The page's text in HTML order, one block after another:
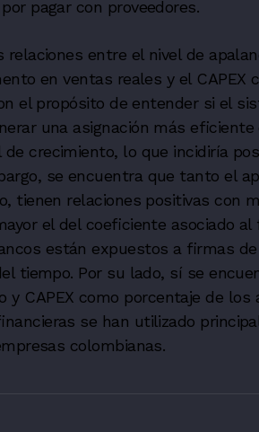
pagar con proveedores.
entre el nivel de
en ventas reales y el CAPEX
el propósito de entender si el
una asignación más
crecimiento, lo que incidiría
se encuentra que tanto el
tienen relaciones positivas con
el del coeficiente asociado al
están expuestos a firmas
tiempo. Por su lado, sí se
CAPEX como porcentaje de los
se han utilizado
colombianas.